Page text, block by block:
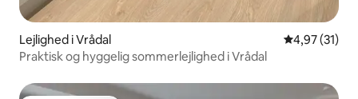
Lejlighed i Vrådal 4,97 ud af 5
4,97 (31)
Praktisk og hyggelig sommerlejlighed i Vrådal